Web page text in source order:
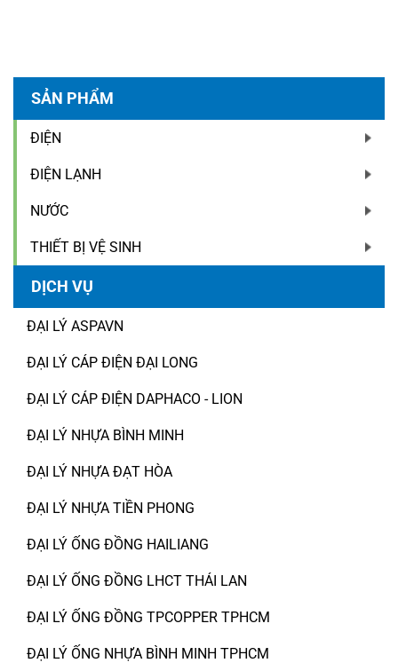
SẢN PHẨM
ĐIỆN
ĐIỆN LẠNH
NƯỚC
THIẾT BỊ VỆ SINH
DỊCH VỤ
ĐẠI LÝ ASPAVN
ĐẠI LÝ CÁP ĐIỆN ĐẠI LONG
ĐẠI LÝ CÁP ĐIỆN DAPHACO - LION
ĐẠI LÝ NHỰA BÌNH MINH
ĐẠI LÝ NHỰA ĐẠT HÒA
ĐẠI LÝ NHỰA TIỀN PHONG
ĐẠI LÝ ỐNG ĐỒNG HAILIANG
ĐẠI LÝ ỐNG ĐỒNG LHCT THÁI LAN
ĐẠI LÝ ỐNG ĐỒNG TPCOPPER TPHCM
ĐẠI LÝ ỐNG NHỰA BÌNH MINH TPHCM